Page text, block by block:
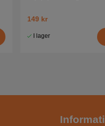
149 kr
I lager